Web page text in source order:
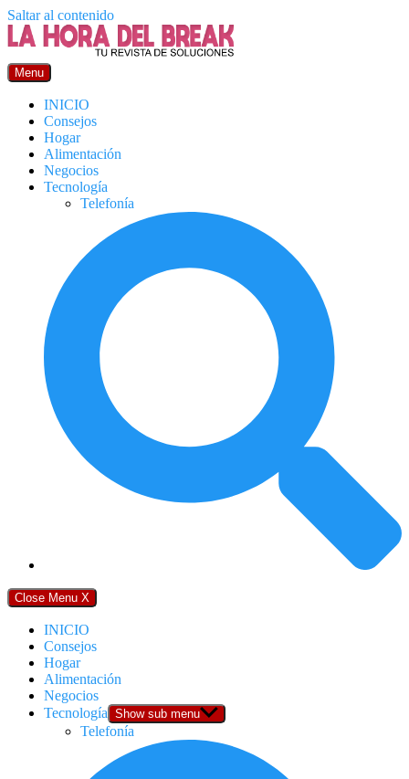
Saltar al contenido
Menu
INICIO
Consejos
Hogar
Alimentación
Negocios
Tecnología
Telefonía
Close Menu X
INICIO
Consejos
Hogar
Alimentación
Negocios
Tecnología Show sub menu
Telefonía